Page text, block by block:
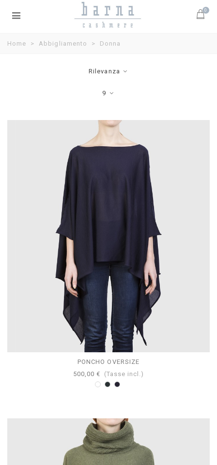
0
Home > Abbigliamento > Donna
Rilevanza
9
PONCHO OVERSIZE
500,00 €
(Tasse incl.)
Bianco
Antracite
Navy